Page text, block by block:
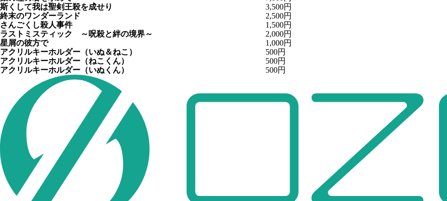
斯くして我は聖剣王殺を成せり
3,500円
終末のワンダーランド
2,500円
さんごくし殺人事件
1,500円
ラストミスティック ～呪殺と絆の境界～
2,000円
星屑の彼方で
1,000円
アクリルキーホルダー（いぬ＆ねこ）
500円
アクリルキーホルダー（ねこくん）
500円
アクリルキーホルダー（いぬくん）
500円